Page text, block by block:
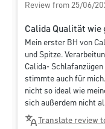
Review from 25/06/
Calida Qualität
Mein erster BH von
und Spitze.
Calida-
stimmte auch für
nicht so ideal wie
sich außerdem nicht
Translate review